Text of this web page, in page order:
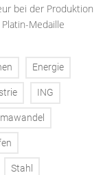
bei der Produktion
Medaille
Energie
ING
Stahl